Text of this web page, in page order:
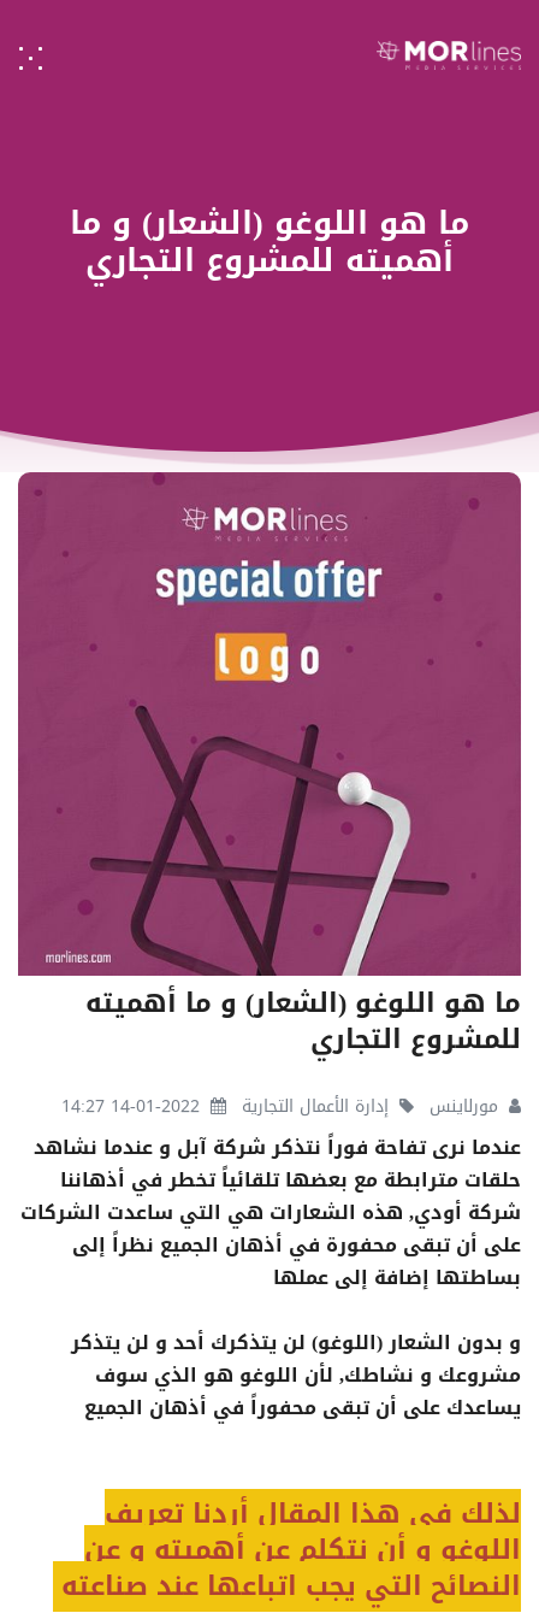
ما هو اللوغو (الشعار) و ما
أهميته للمشروع التجاري
ما هو اللوغو (الشعار) و ما أهميته
للمشروع التجاري
مورلاينس إدارة الأعمال التجارية 2022-01-14 14:27
عندما نرى تفاحة فوراً نتذكر شركة آبل و عندما نشاهد
حلقات مترابطة مع بعضها تلقائياً تخطر في أذهاننا
شركة أودي, هذه الشعارات هي التي ساعدت الشركات
على أن تبقى محفورة في أذهان الجميع نظراً إلى
بساطتها إضافة إلى عملها
و بدون الشعار (اللوغو) لن يتذكرك أحد و لن يتذكر
مشروعك و نشاطك, لأن اللوغو هو الذي سوف
يساعدك على أن تبقى محفوراً في أذهان الجميع
لذلك في هذا المقال أردنا تعريف
اللوغو و أن نتكلم عن أهميته و عن
النصائح التي يجب اتباعها عند صناعته